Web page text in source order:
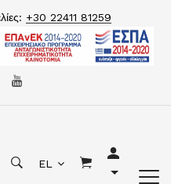
+30 22411 81259
EL